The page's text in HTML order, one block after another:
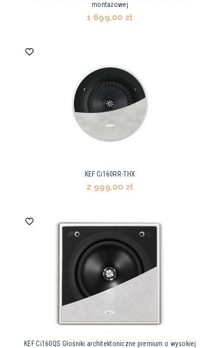
montażowej
1 699,00 zł
KEF Ci160RR-THX
2 999,00 zł
KEF Ci160QS Głośniki architektoniczne premium o wysokiej